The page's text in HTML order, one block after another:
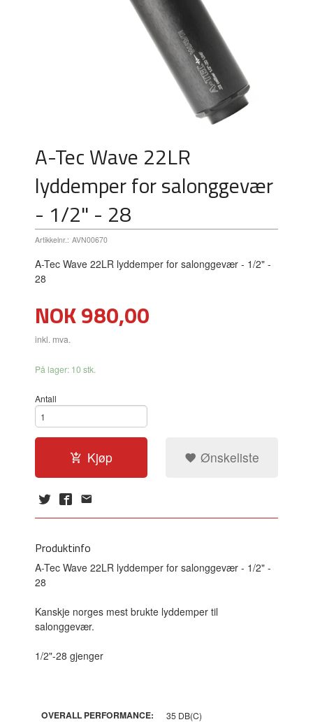
A-Tec Wave 22LR
lyddemper for salonggevær
- 1/2" - 28
Artikkelnr.: AVN00670
A-Tec Wave 22LR lyddemper for salonggevær - 1/2" -
28
Pris
NOK980,00
inkl. mva.
På lager: 10 stk.
Antall
Kjøp Ønskeliste
Produktinfo
A-Tec Wave 22LR lyddemper for salonggevær - 1/2" -
28
Kanskje norges mest brukte lyddemper til
salonggevær.
1/2"-28 gjenger
OVERALL PERFORMANCE: 35 DB(C)